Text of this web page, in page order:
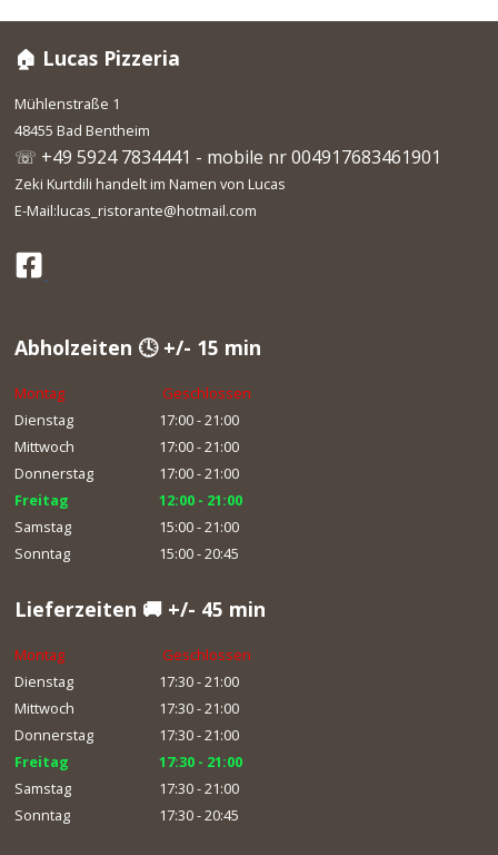
🏠 Lucas Pizzeria
Mühlenstraße 1
48455 Bad Bentheim
☏ +49 5924 7834441 - mobile nr 004917683461901
Zeki Kurtdili handelt im Namen von Lucas
E-Mail:lucas_ristorante@hotmail.com
Abholzeiten 🕓 +/- 15 min
Montag
Geschlossen
Dienstag
17:00 - 21:00
Mittwoch
17:00 - 21:00
Donnerstag
17:00 - 21:00
Freitag
12:00 - 21:00
Samstag
15:00 - 21:00
Sonntag
15:00 - 20:45
Lieferzeiten 🚚 +/- 45 min
Montag
Geschlossen
Dienstag
17:30 - 21:00
Mittwoch
17:30 - 21:00
Donnerstag
17:30 - 21:00
Freitag
17:30 - 21:00
Samstag
17:30 - 21:00
Sonntag
17:30 - 20:45